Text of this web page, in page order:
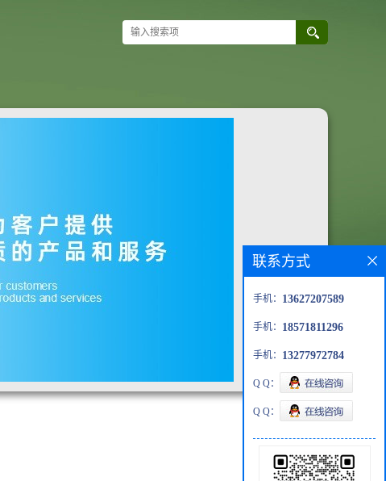
联系方式
手机： 13627207589
手机： 18571811296
手机： 13277972784
Q Q：
Q Q：